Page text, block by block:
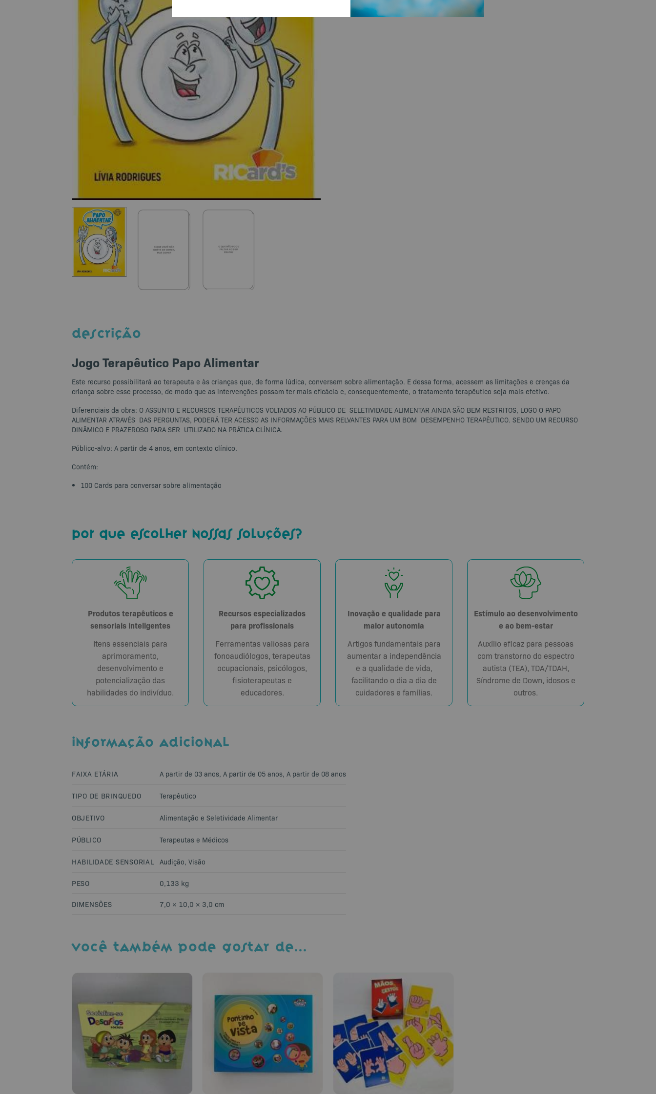
DESCRIÇÃO
Jogo Terapêutico Papo Alimentar
Este recurso possibilitará ao terapeuta e às crianças que, de forma lúdica, conversem sobre alimentação. E dessa forma, acessem as limitações e crenças da
criança sobre esse processo, de modo que as intervenções possam ter mais eficácia e, consequentemente, o tratamento terapêutico seja mais efetivo.
Diferenciais da obra: O ASSUNTO E RECURSOS TERAPÊUTICOS VOLTADOS AO PÚBLICO DE SELETIVIDADE ALIMENTAR AINDA SÃO BEM RESTRITOS, LOGO O PAPO
ALIMENTAR ATRAVÉS DAS PERGUNTAS, PODERÁ TER ACESSO AS INFORMAÇÕES MAIS RELVANTES PARA UM BOM DESEMPENHO TERAPÊUTICO. SENDO UM RECURSO
DINÂMICO E PRAZEROSO PARA SER UTILIZADO NA PRÁTICA CLÍNICA.
Público-alvo: A partir de 4 anos, em contexto clínico.
Contém:
100 Cards para conversar sobre alimentação
por que escolher nossas soluções?
Produtos terapêuticos e
sensoriais inteligentes
Itens essenciais para
aprimoramento,
desenvolvimento e
potencialização das
habilidades do indivíduo.
Recursos especializados
para profissionais
Ferramentas valiosas para
fonoaudiólogos, terapeutas
ocupacionais, psicólogos,
fisioterapeutas e
educadores.
Inovação e qualidade para
maior autonomia
Artigos fundamentais para
aumentar a independência
e a qualidade de vida,
facilitando o dia a dia de
cuidadores e famílias.
Estímulo ao desenvolvimento
e ao bem-estar
Auxílio eficaz para pessoas
com transtorno do espectro
autista (TEA), TDA/TDAH,
Síndrome de Down, idosos e
outros.
INFORMAÇÃO ADICIONAL
FAIXA ETÁRIA A partir de 03 anos, A partir de 05 anos, A partir de 08 anos
TIPO DE BRINQUEDO Terapêutico
OBJETIVO Alimentação e Seletividade Alimentar
PÚBLICO Terapeutas e Médicos
HABILIDADE SENSORIAL Audição, Visão
PESO 0,133 kg
DIMENSÕES 7,0 × 10,0 × 3,0 cm
VOCÊ TAMBÉM PODE GOSTAR DE…